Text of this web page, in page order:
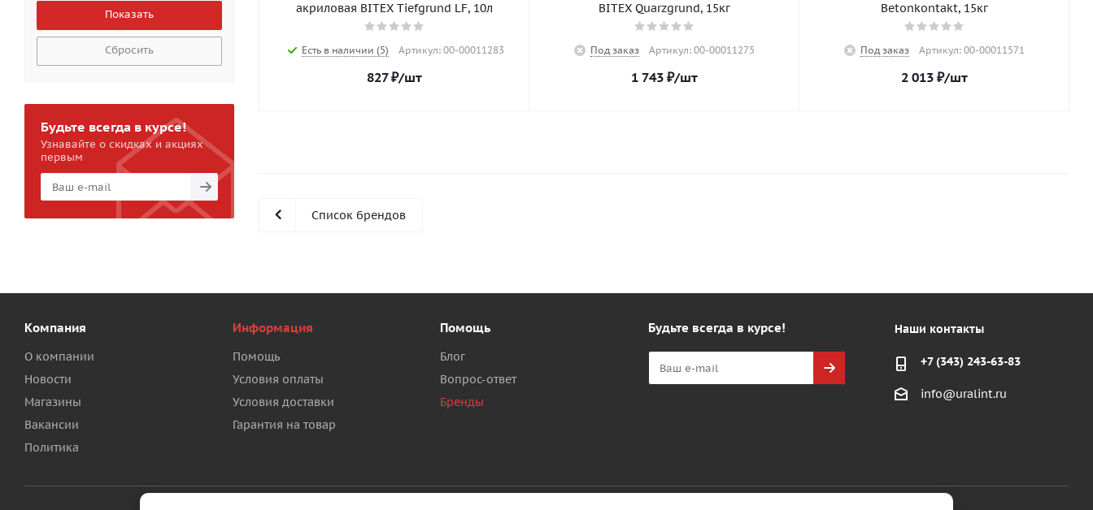
акриловая BITEX Tiefgrund LF, 10л
Есть в наличии (5) Артикул: 00-00011283
827₽/шт
BITEX Quarzgrund, 15кг
Под заказ Артикул: 00-00011275
1 743 ₽/шт
Betonkontakt, 15кг
Под заказ Артикул: 00-00011571
2 013 ₽/шт
Список брендов
Сбросить
Будьте всегда в курсе!
Узнавайте о скидках и акциях
первым
Компания
О компании
Новости
Магазины
Вакансии
Политика
Информация
Помощь
Условия оплаты
Условия доставки
Гарантия на товар
Помощь
Блог
Вопрос-ответ
Бренды
Будьте всегда в курсе! Наши контакты
+7 (343) 243-63-83
info@uralint.ru